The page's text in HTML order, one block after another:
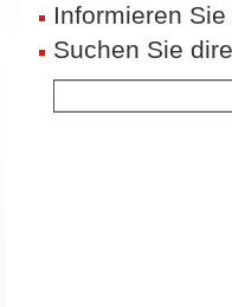
Informieren
Suchen Sie